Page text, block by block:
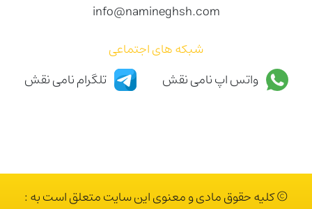
info@namineghsh.com
شبکه های اجتماعی
واتس اپ نامی نقش
تلگرام نامی نقش
© کلیه حقوق مادی و معنوی این سایت متعلق است به :